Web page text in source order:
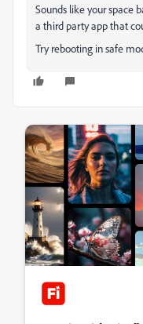
Sounds like your space
a third party app that
Try rebooting in safe